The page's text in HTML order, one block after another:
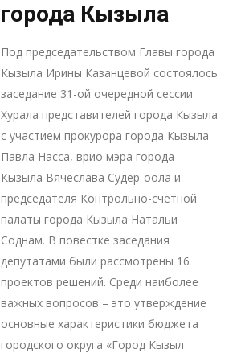
города Кызыла
Под председательством Главы города
Кызыла Ирины Казанцевой состоялось
заседание 31-ой очередной сессии
Хурала представителей города Кызыла
с участием прокурора города Кызыла
Павла Насса, врио мэра города
Кызыла Вячеслава Судер-оола и
председателя Контрольно-счетной
палаты города Кызыла Натальи
Соднам. В повестке заседания
депутатами были рассмотрены 16
проектов решений. Среди наиболее
важных вопросов – это утверждение
основные характеристики бюджета
городского округа «Город Кызыл